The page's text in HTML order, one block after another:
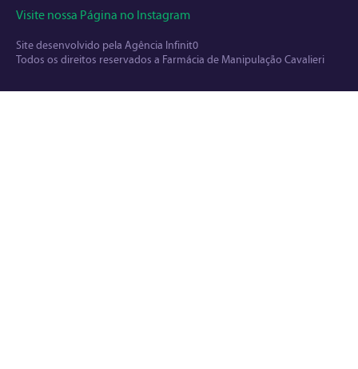
Visite nossa Página no Instagram
Site desenvolvido pela Agência Infinit0
Todos os direitos reservados a Farmácia de Manipulação Cavalieri